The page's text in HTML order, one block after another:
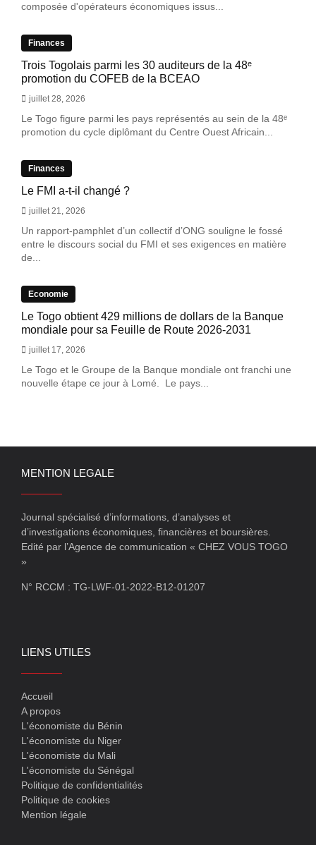
composée d'opérateurs économiques issus...
Finances
Trois Togolais parmi les 30 auditeurs de la 48ᵉ
promotion du COFEB de la BCEAO
juillet 28, 2026
Le Togo figure parmi les pays représentés au sein de la 48ᵉ
promotion du cycle diplômant du Centre Ouest Africain...
Finances
Le FMI a-t-il changé ?
juillet 21, 2026
Un rapport-pamphlet d’un collectif d’ONG souligne le fossé
entre le discours social du FMI et ses exigences en matière
de...
Economie
Le Togo obtient 429 millions de dollars de la Banque
mondiale pour sa Feuille de Route 2026-2031
juillet 17, 2026
Le Togo et le Groupe de la Banque mondiale ont franchi une
nouvelle étape ce jour à Lomé. Le pays...
MENTION LEGALE
Journal spécialisé d’informations, d’analyses et
d’investigations économiques, financières et boursières.
Edité par l’Agence de communication « CHEZ VOUS TOGO
»
N° RCCM : TG-LWF-01-2022-B12-01207
LIENS UTILES
Accueil
A propos
L'économiste du Bénin
L'économiste du Niger
L'économiste du Mali
L'économiste du Sénégal
Politique de confidentialités
Politique de cookies
Mention légale